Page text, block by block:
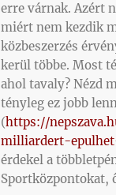
erre várnak. Azért
miért nem kezdik
közbeszerzés
kerül többe. Most
ahol tavaly? Nézd
tényleg ez jobb
(https://
milliardert-
érdekel a
Sportközpontokat,